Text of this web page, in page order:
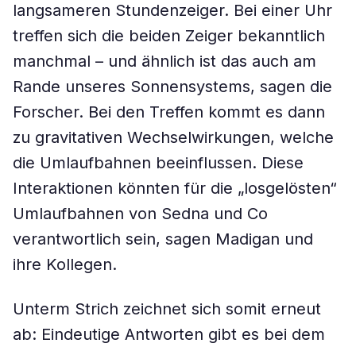
langsameren Stundenzeiger. Bei einer Uhr
treffen sich die beiden Zeiger bekanntlich
manchmal – und ähnlich ist das auch am
Rande unseres Sonnensystems, sagen die
Forscher. Bei den Treffen kommt es dann
zu gravitativen Wechselwirkungen, welche
die Umlaufbahnen beeinflussen. Diese
Interaktionen könnten für die „losgelösten“
Umlaufbahnen von Sedna und Co
verantwortlich sein, sagen Madigan und
ihre Kollegen.
Unterm Strich zeichnet sich somit erneut
ab: Eindeutige Antworten gibt es bei dem